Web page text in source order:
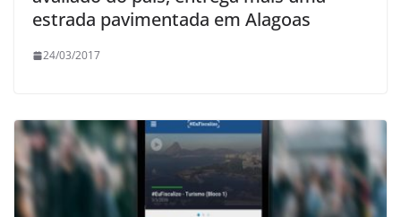
estrada pavimentada em Alagoas
24/03/2017